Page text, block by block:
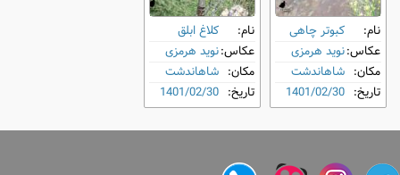
نام:
کبوتر چاهی
عکاس:نوید هرمزی
مکان: شاهاندشت
تاریخ: 1401/02/30
نام:
کلاغ ابلق
عکاس:نوید هرمزی
مکان: شاهاندشت
تاریخ: 1401/02/30